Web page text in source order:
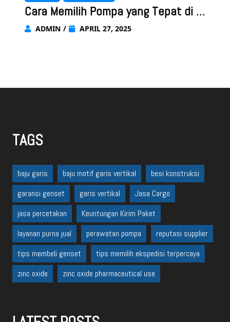
Cara Memilih Pompa yang Tepat di T
oko Jual Pompa Air Terdekat
ADMIN / APRIL 27, 2025
TAGS
baju garis baju motif garis vertikal
besi konstruksi
garansi genset
garis vertikal
Jasa Cargo
jasa percetakan
Keuntungan Kirim Paket
layanan purna jual
perawatan pompa
reputasi supplier
tips membeli genset
tips memilih ekspedisi terpercaya
zinc oxide
zinc oxide pharmaceutical use